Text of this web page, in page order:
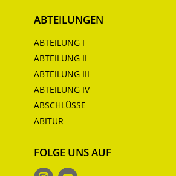
ABTEILUNGEN
ABTEILUNG I
ABTEILUNG II
ABTEILUNG III
ABTEILUNG IV
ABSCHLÜSSE
ABITUR
FOLGE UNS AUF